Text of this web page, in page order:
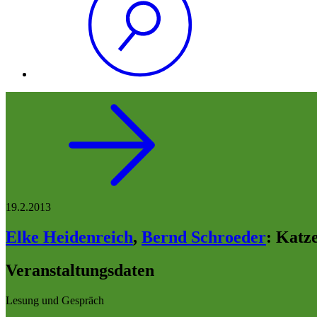
19.2.2013
Elke Heidenreich, Bernd Schroeder:
Veranstaltungsdaten
Lesung und Gespräch